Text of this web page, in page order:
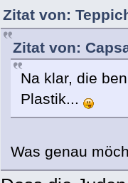
Zitat von:
Zitat von:
Na klar, die
Plastik...
Was genau